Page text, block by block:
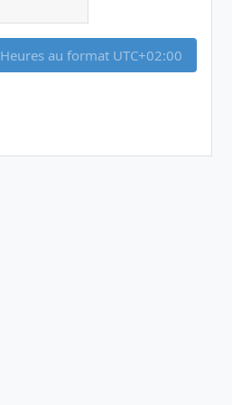
Heures au format UTC+02:00